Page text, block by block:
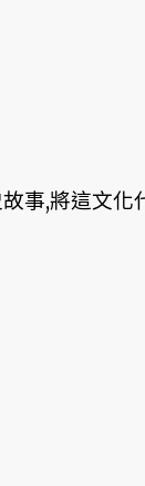
事,將這文化